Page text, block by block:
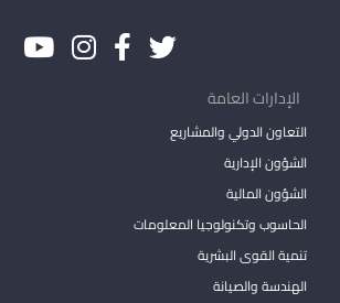
الإدارات العامة
التعاون الدولي والمشاريع
الشؤون الإدارية
الشؤون المالية
الحاسوب وتكنولوجيا المعلومات
تنمية القوى البشرية
الهندسة والصيانة